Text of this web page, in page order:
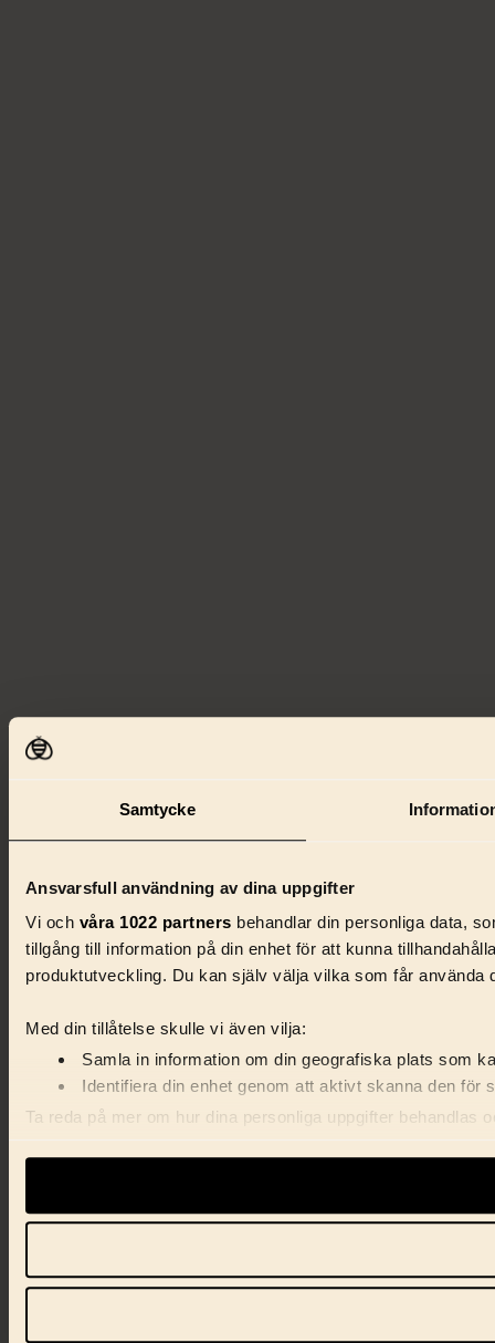
Samtycke
Ansvarsfull användning av dina uppgifter
Vi och våra 1022 partners behandlar din personliga data,
tillgång till information på din enhet för att kunna
produktutveckling. Du kan själv välja vilka som får använda
Med din tillåtelse skulle vi även vilja:
Samla in information om din geografiska plats som
Identifiera din enhet genom att aktivt skanna den för
Ta reda på mer om hur dina personliga uppgifter behandlas
samarbetspartners.